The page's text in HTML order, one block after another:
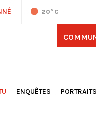
20 °C
ENQUÊTES PORTRAITS